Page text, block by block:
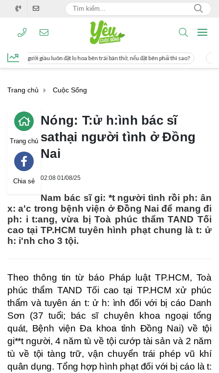
hoa bên trái bàn thờ, nếu đặt bên phải thì sao? Cách uống nước mía giúp
Trang chủ Cuộc Sống
Trang chủ
Chia sẻ
Nóng: T:ử h:ình bác sĩ
sathại người tình ở Đồng
Nai
02:08 01/08/25
Nam bác sĩ gi: *t người tình rồi ph: ân
x: a'c trong bệnh viện ở Đồng Nai để mang đi
ph: i t:ang, vừa bị Toà phúc thẩm TAND Tối
cao tại TP.HCM tuyên hình phạt chung là t: ử
h: i'nh cho 3 tội.
Theo thông tin từ báo Pháp luật TP.HCM, Toà
phúc thẩm TAND Tối cao tại TP.HCM xử phúc
thẩm và tuyên án t: ử h: ình đối với bị cáo Danh
Sơn (37 tuổi; bác sĩ chuyên khoa ngoại tổng
quát, Bệnh viện Đa khoa tỉnh Đồng Nai) về tội
gi**t người, 4 năm tù về tội cướp tài sản và 2 năm
tù về tội tàng trữ, vận chuyển trái phép vũ khí
quân dụng. Tổng hợp hình phạt đối với bị cáo là t: